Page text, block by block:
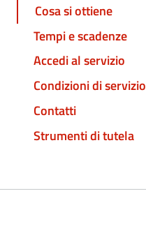
Cosa si ottiene
Tempi e scadenze
Accedi al servizio
Condizioni di servizio
Contatti
Strumenti di tutela